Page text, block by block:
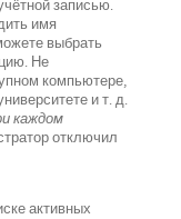
записью.
имя
выбрать
Не
компьютере,
и т. д.
каждом
отключил
активных